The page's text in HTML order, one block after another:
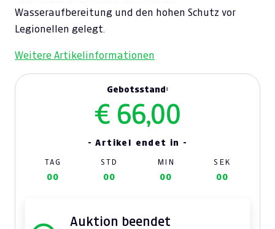
Wasseraufbereitung und den hohen Schutz vor
Legionellen gelegt.
Weitere Artikelinformationen
Gebotsstand:
€ 66,00
- Artikel endet in -
TAG STD MIN SEK
00 00 00 00
Auktion beendet